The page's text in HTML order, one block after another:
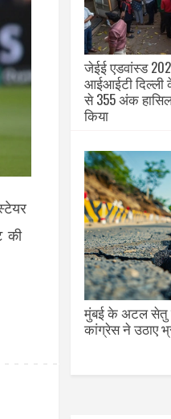
की
जेईई एडवांस्ड
आईआईटी दिल्ली
से 355 अंक
किया
मुंबई के अटल सेतु
कांग्रेस ने उठाए